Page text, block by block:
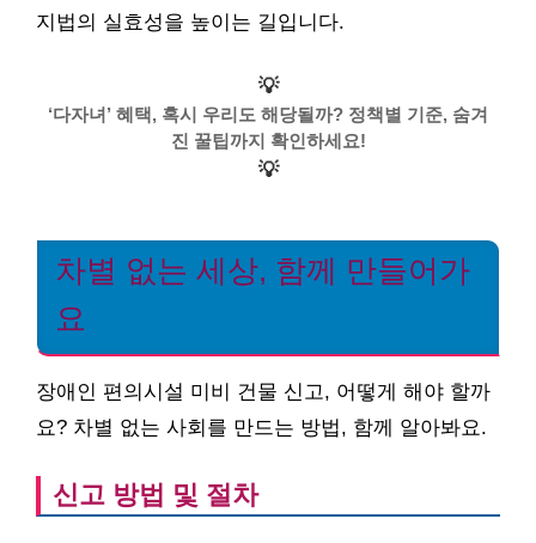
지법의 실효성을 높이는 길입니다.
💡
‘다자녀’ 혜택, 혹시 우리도 해당될까? 정책별 기준, 숨겨
진 꿀팁까지 확인하세요!
💡
차별 없는 세상, 함께 만들어가
요
장애인 편의시설 미비 건물 신고, 어떻게 해야 할까
요? 차별 없는 사회를 만드는 방법, 함께 알아봐요.
신고 방법 및 절차